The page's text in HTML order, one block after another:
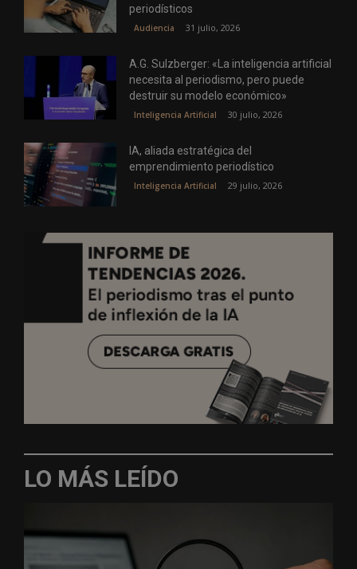
periodísticos
Audiencia 31 julio, 2026
A.G. Sulzberger: «La inteligencia artificial
necesita al periodismo, pero puede
destruir su modelo económico»
Inteligencia Artificial 30 julio, 2026
IA, aliada estratégica del
emprendimiento periodístico
Inteligencia Artificial 29 julio, 2026
LO MÁS LEÍDO